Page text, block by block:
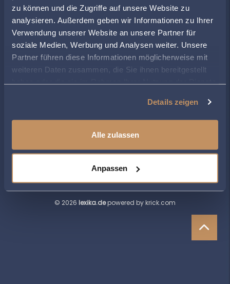
zu können und die Zugriffe auf unsere Website zu
analysieren. Außerdem geben wir Informationen zu Ihrer
Verwendung unserer Website an unsere Partner für
soziale Medien, Werbung und Analysen weiter. Unsere
Partner führen diese Informationen möglicherweise mit
weiteren Daten zusammen, die Sie ihnen bereitgestellt
haben oder die sie im Rahmen Ihrer Nutzung der Dienste
Details zeigen
Alle zulassen
Anpassen
ZUR ÜBERSICHT
DATENSCHUTZERKLÄRUNG
KONTAKT
IMPRESSUM
RECHTLICHE HINWEISE
© 2026 lexika.depowered by krick.com